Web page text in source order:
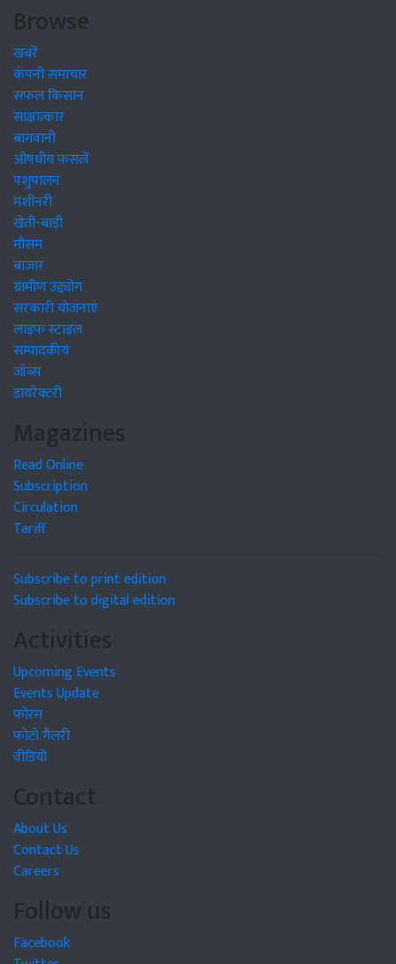
Browse
खबरें
कंपनी समाचार
सफल किसान
साक्षात्कार
बागवानी
औषधीय फसलें
पशुपालन
मशीनरी
खेती-बाड़ी
मौसम
बाजार
ग्रामीण उद्द्योग
सरकारी योजनाएं
लाइफ स्टाइल
सम्पादकीय
जॉब्स
डायरेक्टरी
Magazines
Read Online
Subscription
Circulation
Tariff
Subscribe to print edition
Subscribe to digital edition
Activities
Upcoming Events
Events Update
फोरम
फोटो गैलरी
वीडियो
Contact
About Us
Contact Us
Careers
Follow us
Facebook